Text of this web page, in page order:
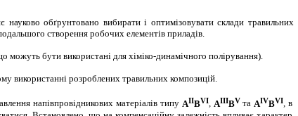
науково обґрунтовано вибирати і оптимізовувати склади травильних
створення робочих елементів приладів.
можуть бути використані для хіміко-динамічного полірування).
використанні розроблених травильних композицій.
напівпровідникових матеріалів типу AIIBVI, AIIIBV та AIVBVI, в